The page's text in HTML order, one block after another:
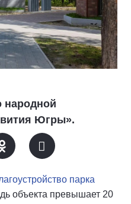
народной
Югры».
парка
объекта превышает 20